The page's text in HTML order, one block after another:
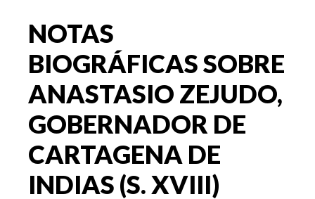
NOTAS
BIOGRÁFICAS SOBRE
ANASTASIO ZEJUDO,
GOBERNADOR DE
CARTAGENA DE
INDIAS (S. XVIII)